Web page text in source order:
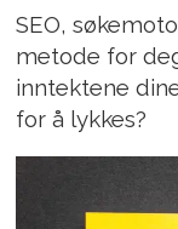
SEO,
metode for
inntektene
for å lykkes?